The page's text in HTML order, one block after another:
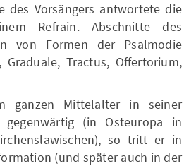
des Vorsängers antwortete die
Refrain. Abschnitte des
von Formen der Psalmodie
Tractus, Offertorium,
ganzen Mittelalter in seiner
gegenwärtig (in Osteuropa in
so tritt er in
(und später auch in der